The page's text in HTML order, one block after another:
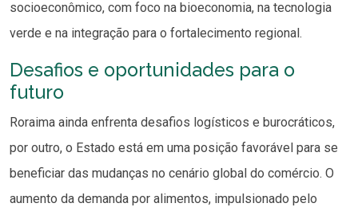
socioeconômico, com foco na bioeconomia, na tecnologia
verde e na integração para o fortalecimento regional.
Desafios e oportunidades para o
futuro
Roraima ainda enfrenta desafios logísticos e burocráticos,
por outro, o Estado está em uma posição favorável para se
beneficiar das mudanças no cenário global do comércio. O
aumento da demanda por alimentos, impulsionado pelo